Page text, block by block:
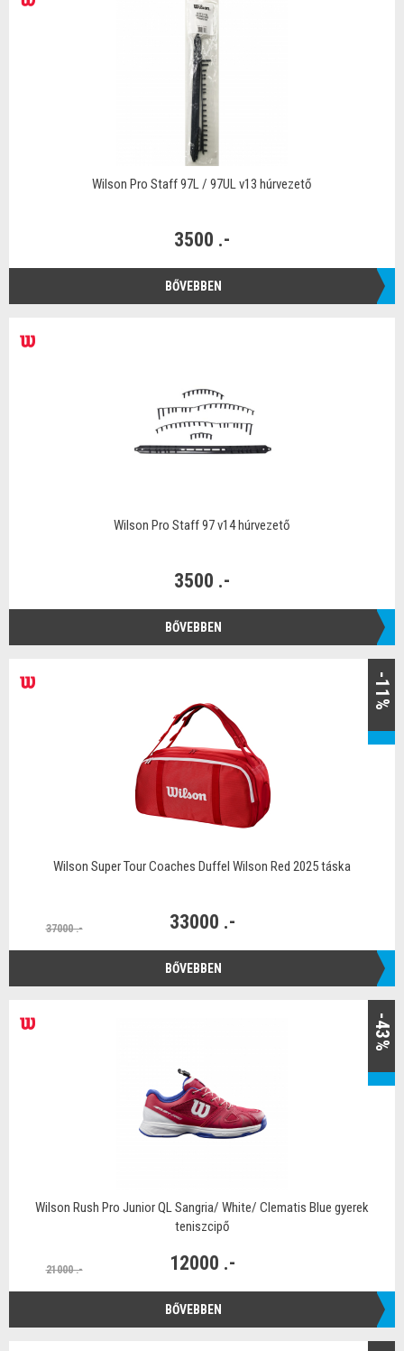
Wilson Pro Staff 97L / 97UL v13 húrvezető
3500 .-
BŐVEBBEN
Wilson Pro Staff 97 v14 húrvezető
3500 .-
BŐVEBBEN
-11%
Wilson Super Tour Coaches Duffel Wilson Red 2025 táska
37000 .- 33000 .-
BŐVEBBEN
-43%
Wilson Rush Pro Junior QL Sangria/ White/ Clematis Blue gyerek
teniszcipő
21000 .- 12000 .-
BŐVEBBEN